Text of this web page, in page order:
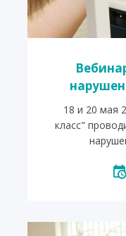
18 и 20 мая
класс"